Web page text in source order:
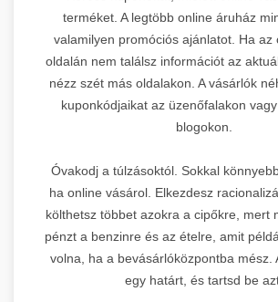
terméket. A legtöbb online áruház
valamilyen promóciós ajánlatot. Ha az
oldalán nem találsz információt az
nézz szét más oldalakon. A vásárlók
kuponkódjaikat az üzenőfalakon
blogokon.
Óvakodj a túlzásoktól. Sokkal
ha online vásárol. Elkezdesz
költhetsz többet azokra a cipőkre, mert
pénzt a benzinre és az ételre, amit
volna, ha a bevásárlóközpontba mész.
egy határt, és tartsd be